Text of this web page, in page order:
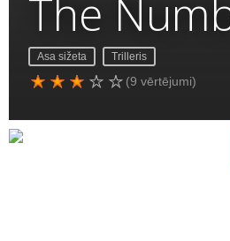
The
Asa sižeta Trilleris
(9 vērtējumi)